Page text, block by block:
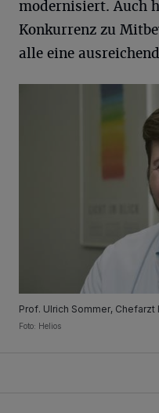
modernisiert. Auch
Konkurrenz zu
alle eine
Prof. Ulrich Sommer, Chefarzt
Foto: Helios